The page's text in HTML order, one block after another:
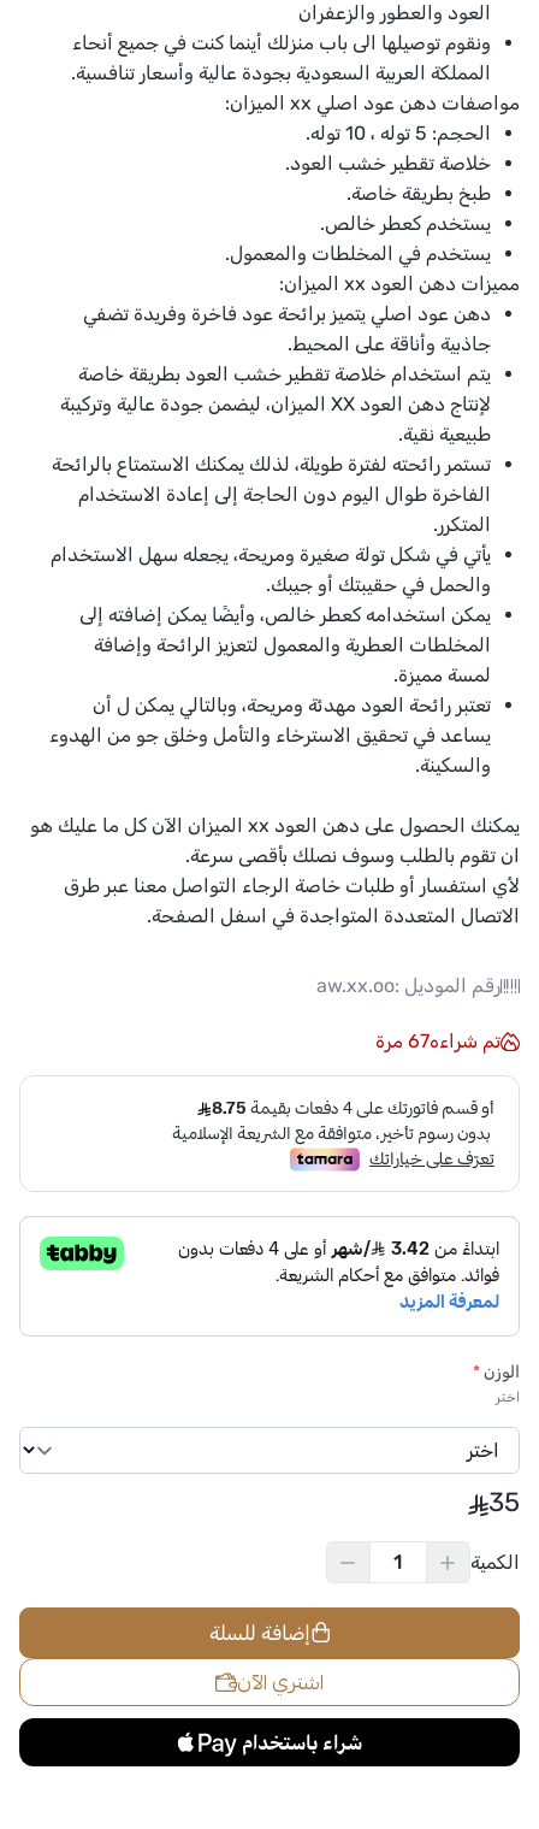
العود والعطور والزعفران
ونقوم توصيلها الى باب منزلك أينما كنت في جميع أنحاء
المملكة العربية السعودية بجودة عالية وأسعار تنافسية.
مواصفات دهن عود اصلي xx الميزان:
الحجم: 5 توله ، 10 توله.
خلاصة تقطير خشب العود.
طبخ بطريقة خاصة.
يستخدم كعطر خالص.
يستخدم في المخلطات والمعمول.
مميزات دهن العود xx الميزان:
دهن عود اصلي يتميز برائحة عود فاخرة وفريدة تضفي
جاذبية وأناقة على المحيط.
يتم استخدام خلاصة تقطير خشب العود بطريقة خاصة
لإنتاج دهن العود XX الميزان، ليضمن جودة عالية وتركيبة
طبيعية نقية.
تستمر رائحته لفترة طويلة، لذلك يمكنك الاستمتاع بالرائحة
الفاخرة طوال اليوم دون الحاجة إلى إعادة الاستخدام
المتكرر.
يأتي في شكل تولة صغيرة ومريحة، يجعله سهل الاستخدام
والحمل في حقيبتك أو جيبك.
يمكن استخدامه كعطر خالص، وأيضًا يمكن إضافته إلى
المخلطات العطرية والمعمول لتعزيز الرائحة وإضافة
لمسة مميزة.
تعتبر رائحة العود مهدئة ومريحة، وبالتالي يمكن ل أن
يساعد في تحقيق الاسترخاء والتأمل وخلق جو من الهدوء
والسكينة.
يمكنك الحصول على دهن العود xx الميزان
الآن كل ما عليك هو
ان تقوم بالطلب وسوف نصلك بأقصى سرعة.
لأي استفسار أو طلبات خاصة الرجاء التواصل معنا عبر طرق
الاتصال المتعددة المتواجدة في اسفل الصفحة.
رقم الموديل :aw.xx.oo
تم شراءه67 مرة
الوزن*
اختر
35
الكمية
إضافة للسلة
اشتري الآن